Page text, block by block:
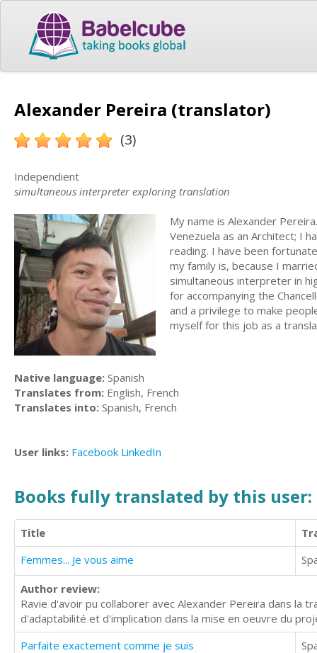
Alexander Pereira (translator)
(3)
Independient
simultaneous interpreter exploring translation
My name is Alexander
Venezuela as an Architect; I
reading. I have been
my family is, because I
simultaneous interpreter in
for accompanying the
and a privilege to make
myself for this job as a
Native language: Spanish
Translates from: English, French
Translates into: Spanish, French
User links: Facebook LinkedIn
Books fully translated by this user:
Title
Femmes... Je vous aime
Author review:
Ravie d'avoir pu collaborer avec Alexander Pereira dans la
d'adaptabilité et d'implication dans la mise en oeuvre du
Parfaite exactement comme je suis